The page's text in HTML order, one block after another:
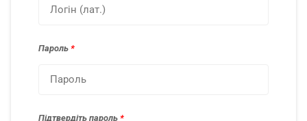
Пароль *
Підтвердіть пароль *